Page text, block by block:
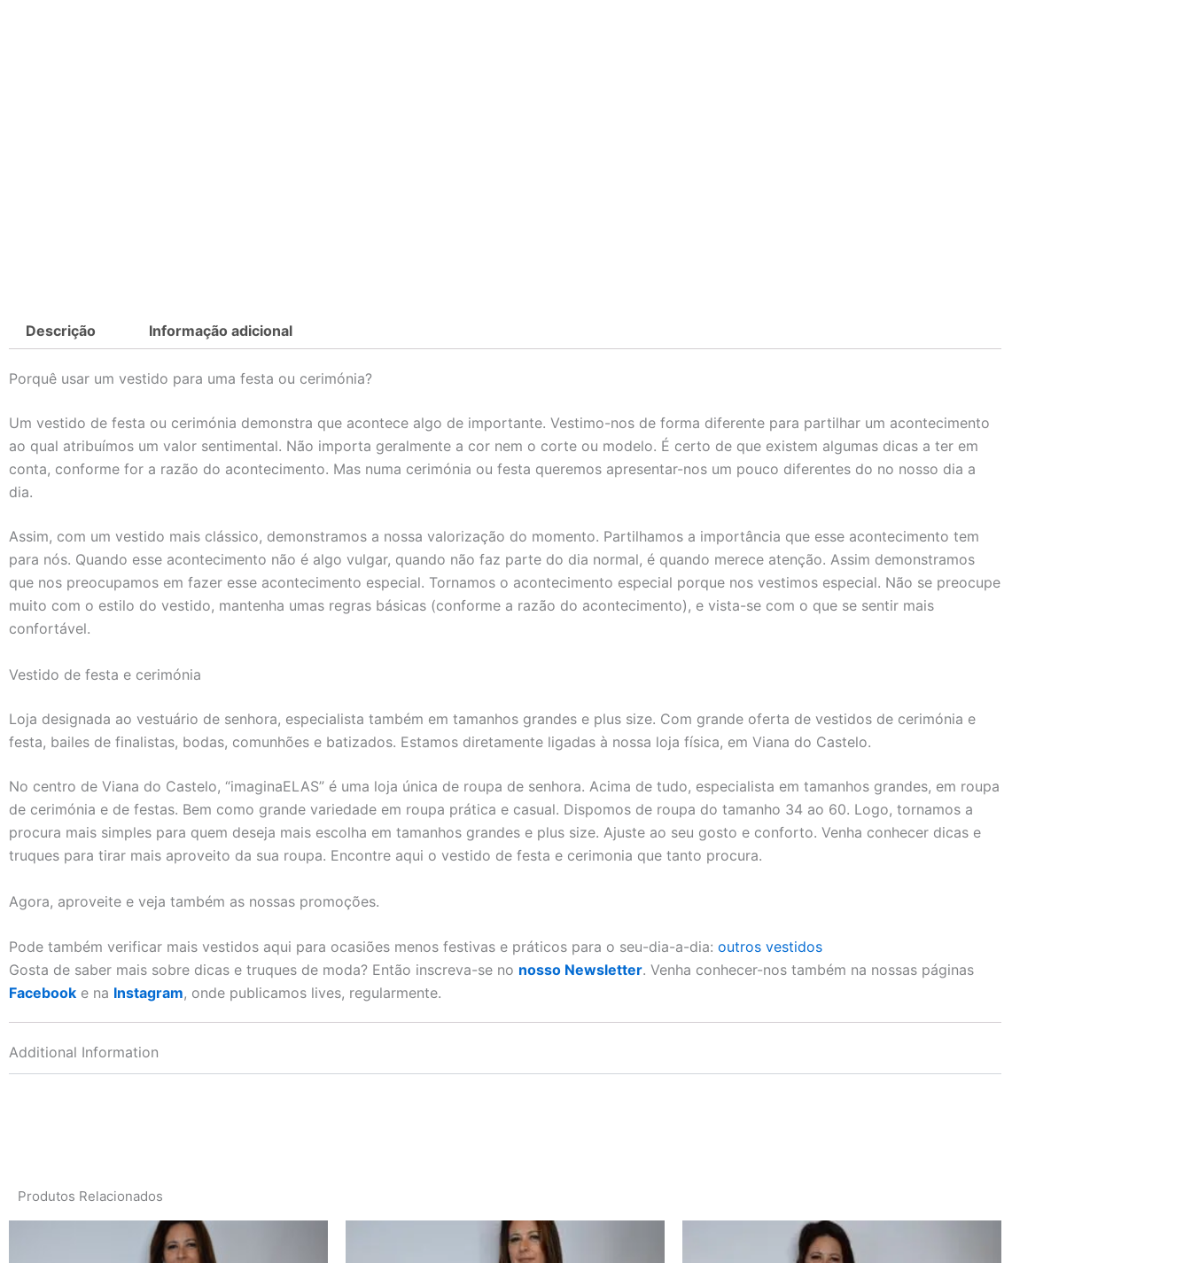
Descrição Informação adicional
Porquê usar um vestido para uma festa ou cerimónia?
Um vestido de festa ou cerimónia demonstra que acontece algo de importante. Vestimo-nos de forma diferente para partilhar um acontecimento
ao qual atribuímos um valor sentimental. Não importa geralmente a cor nem o corte ou modelo. É certo de que existem algumas dicas a ter em
conta, conforme for a razão do acontecimento. Mas numa cerimónia ou festa queremos apresentar-nos um pouco diferentes do no nosso dia a
dia.
Assim, com um vestido mais clássico, demonstramos a nossa valorização do momento. Partilhamos a importância que esse acontecimento tem
para nós. Quando esse acontecimento não é algo vulgar, quando não faz parte do dia normal, é quando merece atenção. Assim demonstramos
que nos preocupamos em fazer esse acontecimento especial. Tornamos o acontecimento especial porque nos vestimos especial. Não se preocupe
muito com o estilo do vestido, mantenha umas regras básicas (conforme a razão do acontecimento), e vista-se com o que se sentir mais
confortável.
Vestido de festa e cerimónia
Loja designada ao vestuário de senhora, especialista também em tamanhos grandes e plus size. Com grande oferta de vestidos de cerimónia e
festa, bailes de finalistas, bodas, comunhões e batizados. Estamos diretamente ligadas à nossa loja física, em Viana do Castelo.
No centro de Viana do Castelo, “imaginaELAS” é uma loja única de roupa de senhora. Acima de tudo, especialista em tamanhos grandes, em roupa
de cerimónia e de festas. Bem como grande variedade em roupa prática e casual. Dispomos de roupa do tamanho 34 ao 60. Logo, tornamos a
procura mais simples para quem deseja mais escolha em tamanhos grandes e plus size. Ajuste ao seu gosto e conforto. Venha conhecer dicas e
truques para tirar mais aproveito da sua roupa. Encontre aqui o vestido de festa e cerimonia que tanto procura.
Agora, aproveite e veja também as nossas promoções.
Pode também verificar mais vestidos aqui para ocasiões menos festivas e práticos para o seu-dia-a-dia: outros vestidos
Gosta de saber mais sobre dicas e truques de moda? Então inscreva-se no nosso Newsletter. Venha conhecer-nos também na nossas páginas
Facebook e na Instagram, onde publicamos lives, regularmente.
Additional Information
Produtos Relacionados
This
product
This
product
This
product